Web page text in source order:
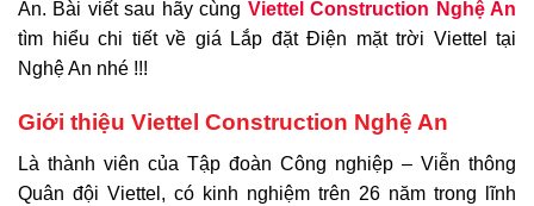
An. Bài viết sau hãy cùng Viettel Construction Nghệ An
tìm hiểu chi tiết về giá Lắp đặt Điện mặt trời Viettel tại
Nghệ An nhé !!!
Giới thiệu Viettel Construction Nghệ An
Là thành viên của Tập đoàn Công nghiệp – Viễn thông
Quân đội Viettel, có kinh nghiệm trên 26 năm trong lĩnh